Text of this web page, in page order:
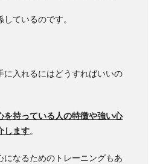
ているのです。
に入れるにはどうすればいいの
を持っている人の特徴や強い心
します。
になるためのトレーニングもあ